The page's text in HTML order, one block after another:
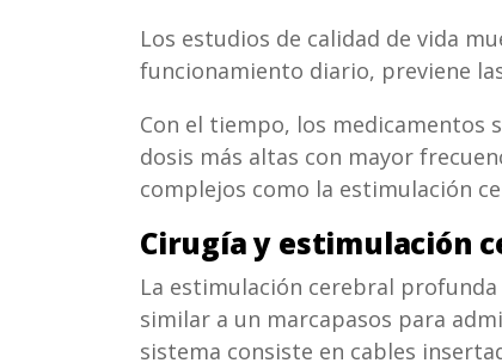
Los estudios de calidad de vida
funcionamiento diario, previene
Con el tiempo, los medicamentos
dosis más altas con mayor
complejos como la estimulación
Cirugía y estimulación
La estimulación cerebral
similar a un marcapasos para
sistema consiste en cables